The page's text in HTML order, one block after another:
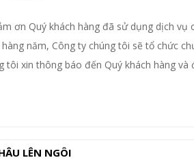
ơn Quý khách hàng đã sử dụng dịch vụ
năm, Công ty chúng tôi sẽ tổ chức
tôi xin thông báo đến Quý khách hàng và
LÊN NGÔI